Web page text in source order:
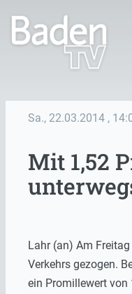
Sa., 22.03.2014 ,
Mit 1,52
Lahr (an) Am
Verkehrs gezogen.
ein Promillewert von